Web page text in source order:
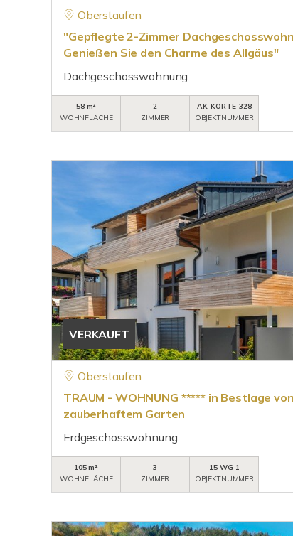
Oberstaufen
"Gepflegte 2-Zimmer
Genießen Sie den Charme des Allgäus"
Dachgeschosswohnung
58 m²
WOHNFLÄCHE
2
ZIMMER
AK_KORTE_328
OBJEKTNUMMER
VERKAUFT
Oberstaufen
TRAUM - WOHNUNG ***** in Bestlage
zauberhaftem Garten
Erdgeschosswohnung
105 m²
WOHNFLÄCHE
3
ZIMMER
15-WG 1
OBJEKTNUMMER